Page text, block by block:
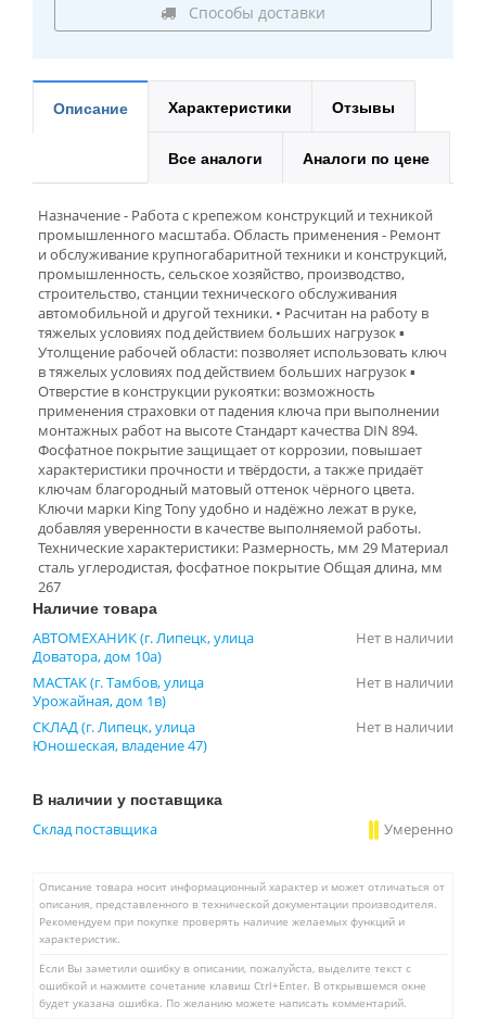
Способы доставки
Описание Характеристики Отзывы
Все аналоги Аналоги по цене
Назначение - Работа с крепежом конструкций и техникой
промышленного масштаба. Область применения - Ремонт
и обслуживание крупногабаритной техники и конструкций,
промышленность, сельское хозяйство, производство,
строительство, станции технического обслуживания
автомобильной и другой техники. • Расчитан на работу в
тяжелых условиях под действием больших нагрузок ▪
Утолщение рабочей области: позволяет использовать ключ
в тяжелых условиях под действием больших нагрузок ▪
Отверстие в конструкции рукоятки: возможность
применения страховки от падения ключа при выполнении
монтажных работ на высоте Cтандарт качества DIN 894.
Фосфатное покрытие защищает от коррозии, повышает
характеристики прочности и твёрдости, а также придаёт
ключам благородный матовый оттенок чёрного цвета.
Ключи марки King Tony удобно и надёжно лежат в руке,
добавляя уверенности в качестве выполняемой работы.
Технические характеристики: Размерность, мм 29 Материал
сталь углеродистая, фосфатное покрытие Общая длина, мм
267
Наличие товара
АВТОМЕХАНИК (г. Липецк, улица
Доватора, дом 10а)
Нет в наличии
МАСТАК (г. Тамбов, улица
Урожайная, дом 1в)
Нет в наличии
СКЛАД (г. Липецк, улица
Юношеская, владение 47)
Нет в наличии
В наличии у поставщика
Склад поставщика Умеренно
Описание товара носит информационный характер и может отличаться от
описания, представленного в технической документации производителя.
Рекомендуем при покупке проверять наличие желаемых функций и
характеристик.
Если Вы заметили ошибку в описании, пожалуйста, выделите текст с
ошибкой и нажмите сочетание клавиш Ctrl+Enter. В открывшемся окне
будет указана ошибка. По желанию можете написать комментарий.